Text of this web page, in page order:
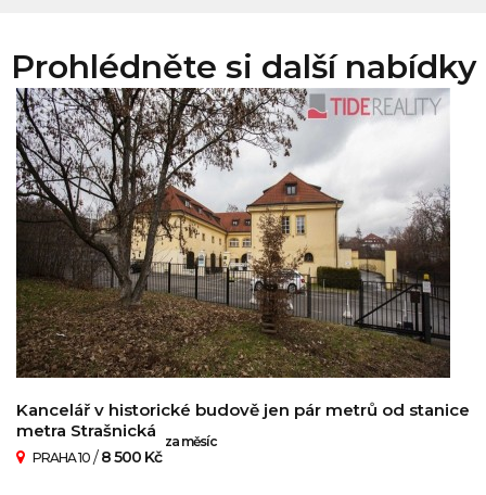
Prohlédněte si další nabídky
Kancelář v historické budově jen pár metrů od stanice
metra Strašnická
PRAHA 10 /8 500 Kč
za měsíc